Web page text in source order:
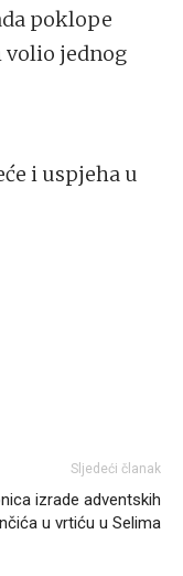
poklope
volio jednog
i uspjeha u
Sljedeći članak
izrade adventskih
u vrtiću u Selima